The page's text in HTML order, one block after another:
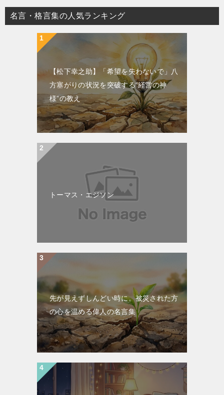
名言・格言集の人気ランキング
【松下幸之助】「希望を失わないで」八
方塞がりの状況を突破する“経営の神
様”の教え
トーマス・エジソン
先が見えずしんどい時に。被災された方
の心を温める偉人の名言集